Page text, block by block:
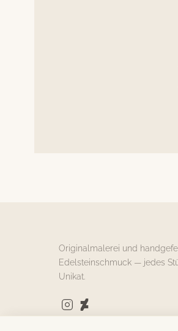
Originalmalerei und
Edelsteinschmuck — jedes
Unikat.